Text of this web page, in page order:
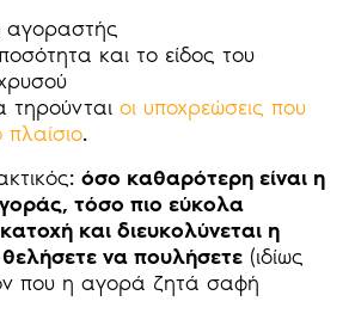
αγοραστής
και το είδος του
τηρούνταιοι υποχρεώσεις που
πλαίσιο.
όσο καθαρότερη είναι η
τόσο πιο εύκολα
και διευκολύνεται η
να πουλήσετε (ιδίως
που η αγορά ζητά σαφή